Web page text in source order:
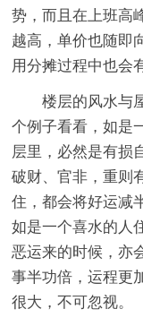
势，而且在上班高
越高，单价也随即
用分摊过程中也会
楼层的风水与
个例子看看，如是
层里，必然是有损
破财、官非，重则
住，都会将好运减
如是一个喜水的人
恶运来的时候，亦
事半功倍，运程更
很大，不可忽视。